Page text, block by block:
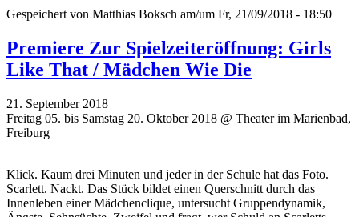
Gespeichert von Matthias Boksch am/um Fr, 21/09/2018 - 18:50
Premiere Zur Spielzeiteröffnung: Girls
Like That / Mädchen Wie Die
21. September 2018
Freitag 05. bis Samstag 20. Oktober 2018 @ Theater im Marienbad,
Freiburg
Klick. Kaum drei Minuten und jeder in der Schule hat das Foto.
Scarlett. Nackt. Das Stück bildet einen Querschnitt durch das
Innenleben einer Mädchenclique, untersucht Gruppendynamik,